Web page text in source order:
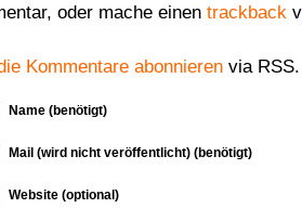
oder mache einen trackback
Kommentare abonnieren via RSS.
Name (benötigt)
Mail (wird nicht veröffentlicht) (benötigt)
Website (optional)